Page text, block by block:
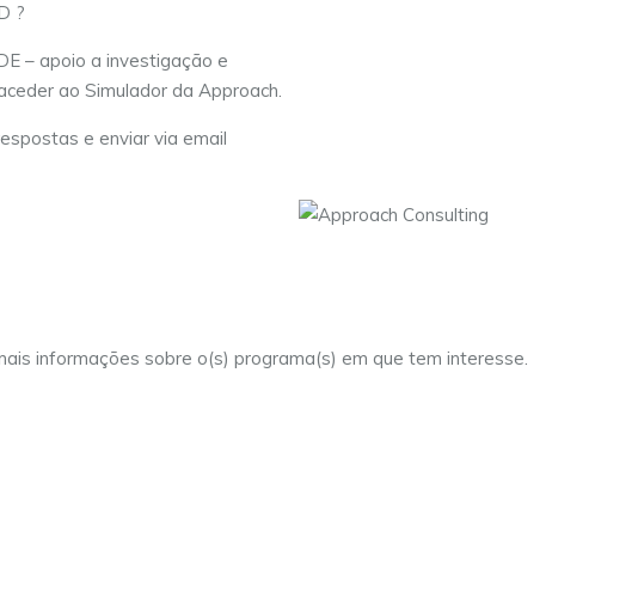
?
– apoio a investigação e
ao Simulador da Approach.
e enviar via email
informações sobre o(s) programa(s) em que tem interesse.